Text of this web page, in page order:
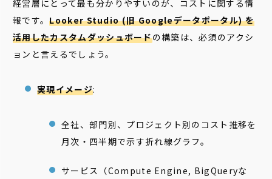
経営層にとって最も分かりやすいのが、コストに関する情
報です。Looker Studio (旧 Googleデータポータル) を
活用したカスタムダッシュボードの構築は、必須のアクシ
ョンと言えるでしょう。
実現イメージ:
全社、部門別、プロジェクト別のコスト推移を
月次・四半期で示す折れ線グラフ。
サービス（Compute Engine, BigQueryな